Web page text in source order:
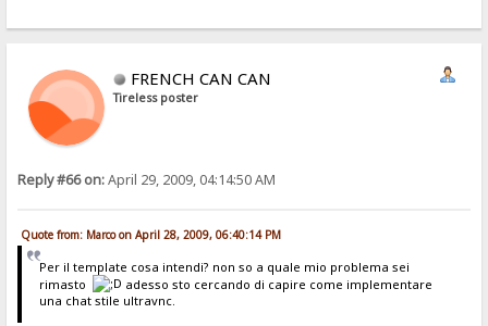
FRENCH CAN CAN
Tireless poster
Reply #66 on:April 29, 2009, 04:14:50 AM
Quote from: Marco on April 28, 2009, 06:40:14 PM
Per il template cosa intendi? non so a quale mio problema sei
rimasto
adesso sto cercando di capire come implementare
una chat stile ultravnc.